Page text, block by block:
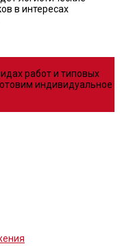
в интересах
работ и типовых
индивидуальное